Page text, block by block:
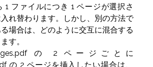
1 ファイルにつき 1 ページが選択さ
れ替わります。しかし、別の方法で
場合は、どのように交互に混合する
す。
の 2 ページごとに
の 2 ページを挿入したい場合は、